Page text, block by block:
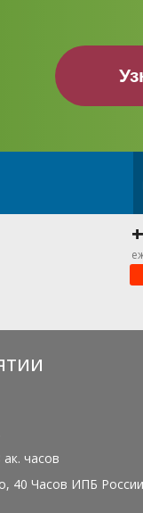
часов
40 Часов ИПБ